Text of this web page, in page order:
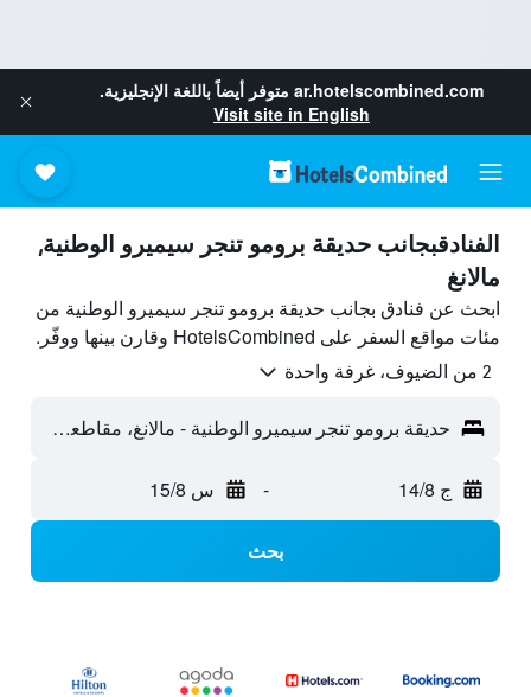
ar.hotelscombined.com متوفر أيضاً باللغة الإنجليزية.
Visit site in English
الفنادقبجانب حديقة برومو تنجر سيميرو الوطنية,
مالانغ
ابحث عن فنادق بجانب حديقة برومو تنجر سيميرو الوطنية من
مئات مواقع السفر على HotelsCombined وقارن بينها ووفّر.
2 من الضيوف، غرفة واحدة
حديقة برومو تنجر سيميرو الوطنية - مالانغ، مقاطعة جاوة الشرقية، إندونيسيا
ج 14/8 - س 15/8
بحث